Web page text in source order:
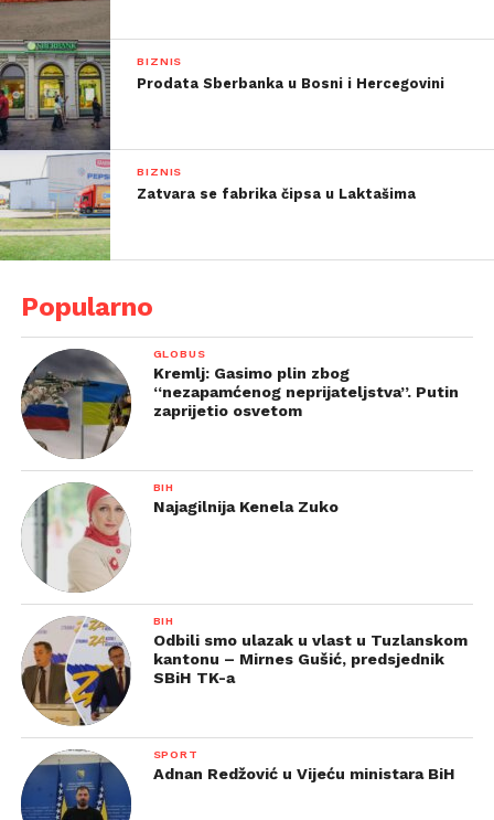
BIZNIS
Prodata Sberbanka u Bosni i Hercegovini
BIZNIS
Zatvara se fabrika čipsa u Laktašima
Popularno
GLOBUS
Kremlj: Gasimo plin zbog
“nezapamćenog neprijateljstva”. Putin
zaprijetio osvetom
BIH
Najagilnija Kenela Zuko
BIH
Odbili smo ulazak u vlast u Tuzlanskom
kantonu – Mirnes Gušić, predsjednik
SBiH TK-a
SPORT
Adnan Redžović u Vijeću ministara BiH